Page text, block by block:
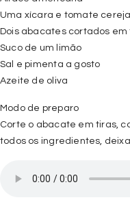
Uma xícara e tomate cereja
Dois abacates cortados em
Suco de um limão
Sal e pimenta a gosto
Azeite de oliva
Modo de preparo
Corte o abacate em tiras,
todos os ingredientes,